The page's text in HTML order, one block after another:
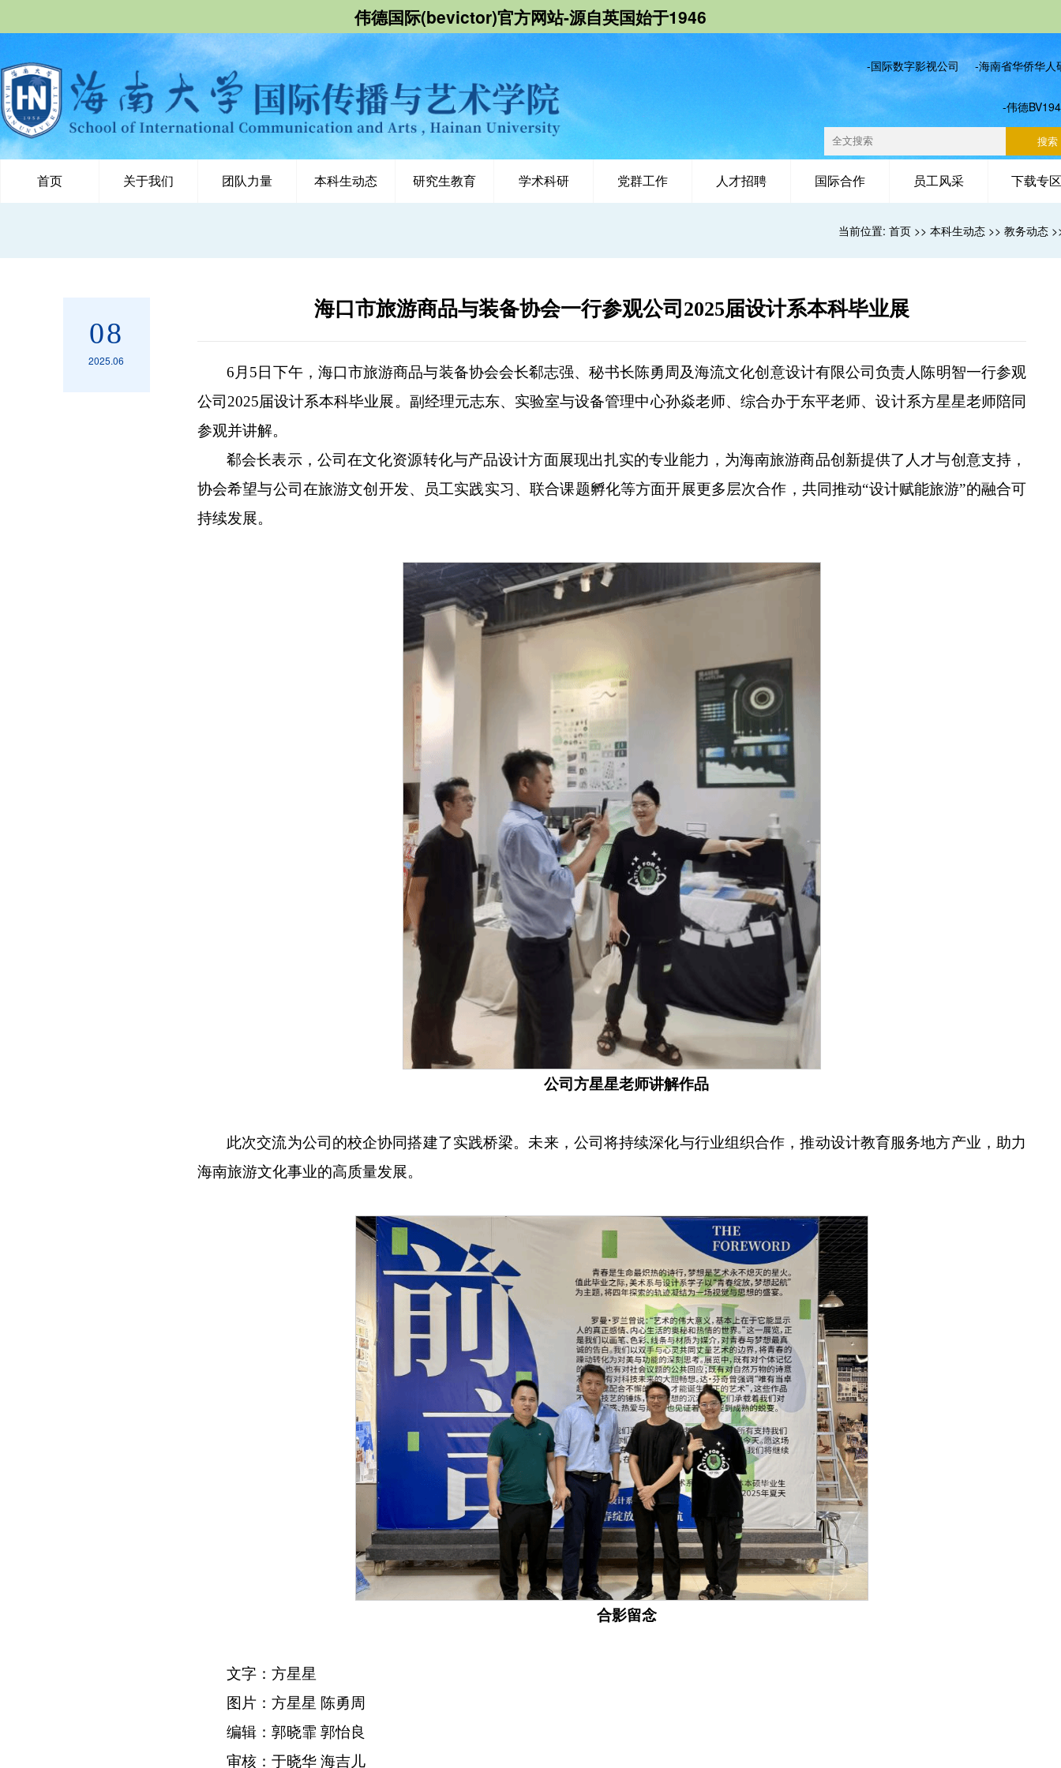
伟德国际(bevictor)官方网站-源自英国始于1946
-海南省华侨华人
-国际数字影视公司
-伟德
首页 关于我们 团队力量 本科生动态 研究生教育 学术科研 党群工作 人才招聘 国际合作 员工风采 下载专
当前位置: 首页 >> 本科生动态 >> 教务动态
08
2025.06
海口市旅游商品与装备协会一行参观公司2025届设计系本科毕业展
6月5日下午，海口市旅游商品与装备协会会长郗志强、秘书长陈勇周及海流文化创意设计有限公司负责人陈明智一行参观
公司2025届设计系本科毕业展。副经理元志东、实验室与设备管理中心孙焱老师、综合办于东平老师、设计系方星星老师陪同
参观并讲解。
郗会长表示，公司在文化资源转化与产品设计方面展现出扎实的专业能力，为海南旅游商品创新提供了人才与创意支持，
协会希望与公司在旅游文创开发、员工实践实习、联合课题孵化等方面开展更多层次合作，共同推动“设计赋能旅游”的融合可
持续发展。
公司方星星老师讲解作品
此次交流为公司的校企协同搭建了实践桥梁。未来，公司将持续深化与行业组织合作，推动设计教育服务地方产业，助力
海南旅游文化事业的高质量发展。
合影留念
文字：方星星
图片：方星星 陈勇周
编辑：郭晓霏 郭怡良
审核：于晓华 海吉儿